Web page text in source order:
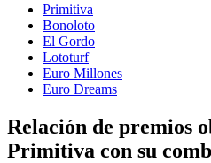
Primitiva
Bonoloto
El Gordo
Lototurf
Euro Millones
Euro Dreams
Relación de premios
Primitiva con su